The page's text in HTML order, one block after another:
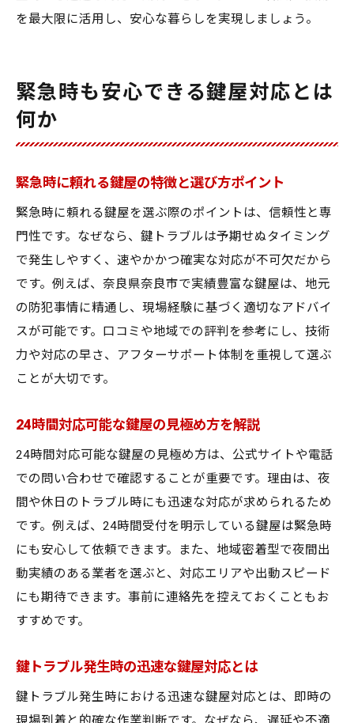
を最大限に活用し、安心な暮らしを実現しましょう。
緊急時も安心できる鍵屋対応とは
何か
緊急時に頼れる鍵屋の特徴と選び方ポイント
緊急時に頼れる鍵屋を選ぶ際のポイントは、信頼性と専
門性です。なぜなら、鍵トラブルは予期せぬタイミング
で発生しやすく、速やかかつ確実な対応が不可欠だから
です。例えば、奈良県奈良市で実績豊富な鍵屋は、地元
の防犯事情に精通し、現場経験に基づく適切なアドバイ
スが可能です。口コミや地域での評判を参考にし、技術
力や対応の早さ、アフターサポート体制を重視して選ぶ
ことが大切です。
24時間対応可能な鍵屋の見極め方を解説
24時間対応可能な鍵屋の見極め方は、公式サイトや電話
での問い合わせで確認することが重要です。理由は、夜
間や休日のトラブル時にも迅速な対応が求められるため
です。例えば、24時間受付を明示している鍵屋は緊急時
にも安心して依頼できます。また、地域密着型で夜間出
動実績のある業者を選ぶと、対応エリアや出動スピード
にも期待できます。事前に連絡先を控えておくこともお
すすめです。
鍵トラブル発生時の迅速な鍵屋対応とは
鍵トラブル発生時における迅速な鍵屋対応とは、即時の